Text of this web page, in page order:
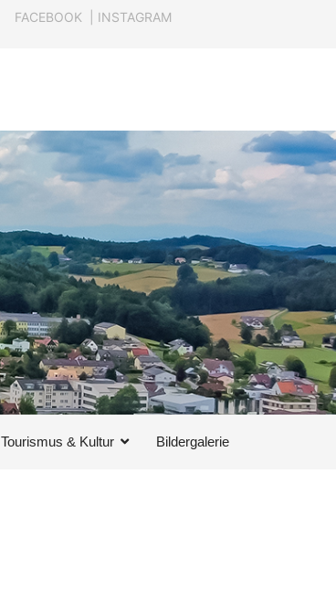
FACEBOOK INSTAGRAM
Tourismus & Kultur Bildergalerie